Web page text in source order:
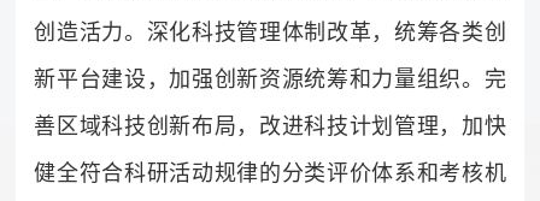
创造活力。深化科技管理体制改革，统筹各类创
新平台建设，加强创新资源统筹和力量组织。完
善区域科技创新布局，改进科技计划管理，加快
健全符合科研活动规律的分类评价体系和考核机